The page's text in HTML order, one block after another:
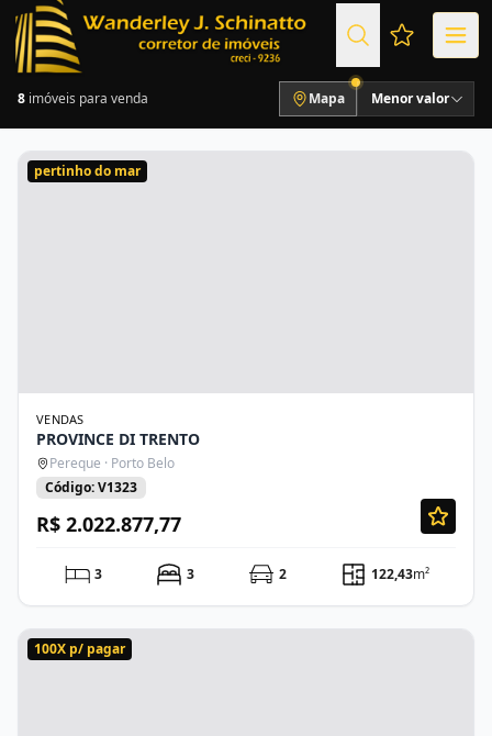
Favoritos
8 imóveis para venda Mapa Menor valor
pertinho do mar
VENDAS
PROVINCE DI TRENTO
Pereque · Porto Belo
Código: V1323
R$ 2.022.877,77
3 3 2 122,43m²
100X p/ pagar